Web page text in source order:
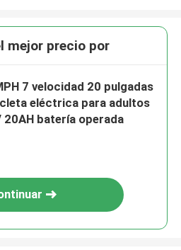
mejor precio por
7 velocidad 20 pulgadas
eléctrica para adultos
20AH batería operada